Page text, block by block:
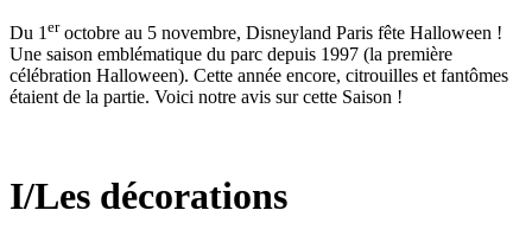
Du 1 eroctobre au 5 novembre, Disneyland Paris fête Halloween !
Une saison emblématique du parc depuis 1997 (la première
célébration Halloween). Cette année encore, citrouilles et fantômes
étaient de la partie. Voici notre avis sur cette Saison !
I/Les décorations